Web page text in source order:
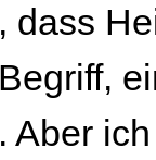
dass
Aber